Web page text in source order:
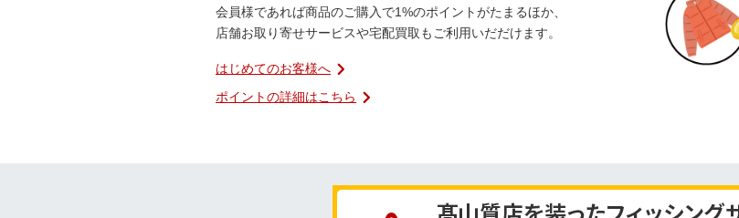
会員様であれば商品のご購入で1%のポイントがたまるほか、
店舗お取り寄せサービスや宅配買取もご利用いだだけます。
はじめてのお客様へ
ポイントの詳細はこちら